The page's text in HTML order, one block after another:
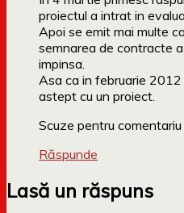
proiectul a intrat in
Apoi se emit mai multe
semnarea de contracte
impinsa.
Asa ca in februarie
astept cu un proiect.
Scuze pentru
Răspunde
Lasă un răspuns